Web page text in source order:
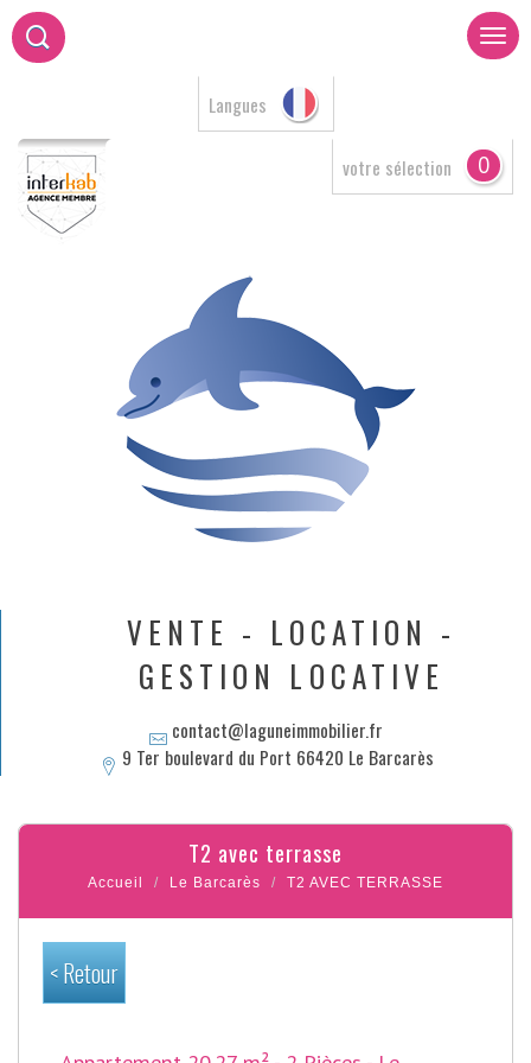
Langues
votre sélection 0
VENTE - LOCATION -
GESTION LOCATIVE
contact@laguneimmobilier.fr
9 Ter boulevard du Port 66420 Le Barcarès
t2 avec terrasse
Accueil Le Barcarès T2 AVEC TERRASSE
< Retour